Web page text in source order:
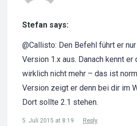
Stefan says:
@Callisto: Den Befehl führt er
Version 1.x aus. Danach kennt er
wirklich nicht mehr – das ist
Version zeigt er denn bei dir im
Dort sollte 2.1 stehen.
5. Juli 2015 at 8:19 Reply